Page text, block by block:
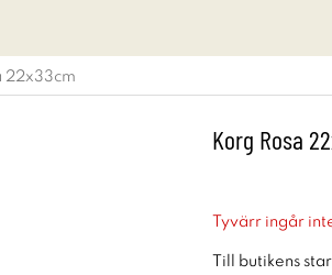
22x33cm
Korg Rosa
Tyvärr ingår
Till butikens